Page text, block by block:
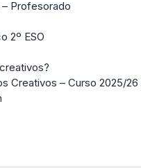
Profesorado
2º ESO
Creativos – Curso 2025/26